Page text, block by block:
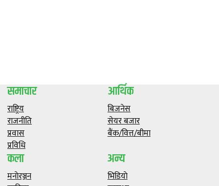
समाचार
राष्ट्रिय
राजनीति
प्रवास
प्रविधि
आर्थिक
बिजनेस
सेयर बजार
बैंक/वित्त/बीमा
कला
मनाेरञ्जन
अन्य
भिडियाे